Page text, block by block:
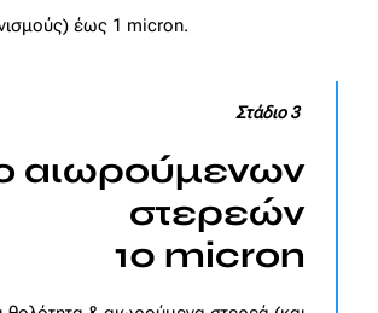
έως 1 micron.
Στάδιο 3
αιωρούμενων
στερεών
10 micron